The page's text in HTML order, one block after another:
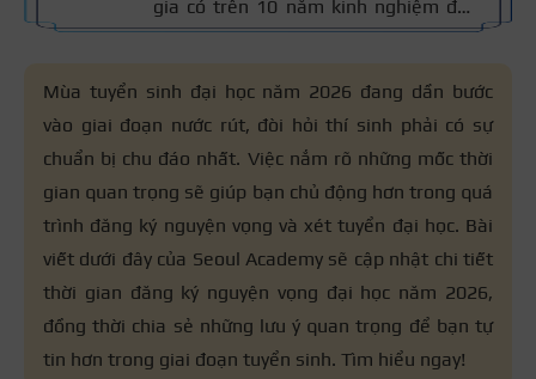
gia có trên 10 năm kinh nghiệm đào
tạo nghề và kiến thức thẩm mỹ
nối mi, trang điểm, tóc. Nội dung bài
viết được xây dựng dựa trên giáo trình
đào tạo và kinh nghiệm giảng dạy
thực tế, đồng thời được cập nhật
thường xuyên để đảm bảo tính chính
xác.
Mùa tuyển sinh đại học năm 2026 đang dần bước
vào giai đoạn nước rút, đòi hỏi thí sinh phải có sự
chuẩn bị chu đáo nhất. Việc nắm rõ những mốc thời
gian quan trọng sẽ giúp bạn chủ động hơn trong quá
trình đăng ký nguyện vọng và xét tuyển đại học. Bài
viết dưới đây của Seoul Academy sẽ cập nhật chi tiết
thời gian đăng ký nguyện vọng đại học năm 2026,
đồng thời chia sẻ những lưu ý quan trọng để bạn tự
tin hơn trong giai đoạn tuyển sinh. Tìm hiểu ngay!